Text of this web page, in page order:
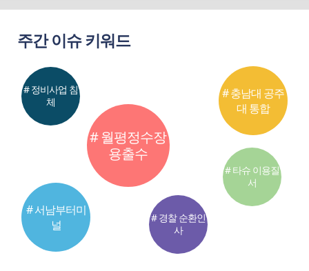
주간 이슈 키워드
# 월평정수장
용출수
# 서남부터미
널
# 충남대 공주
대 통합
# 정비사업 침
체
# 경찰 순환인
사
# 타슈 이용질
서